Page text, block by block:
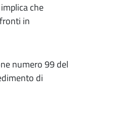
che
in
numero 99 del
di